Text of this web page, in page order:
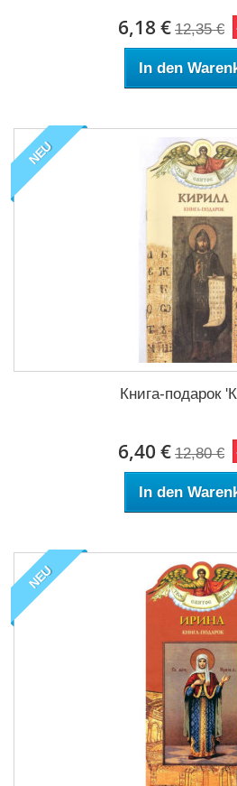
6,18 € 12,35 €
In den
NEU
Книга-подарок
6,40 € 12,80 €
In den
NEU